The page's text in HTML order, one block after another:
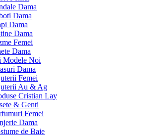
Dama
Dama
Dama
Dama
Femei
Dama
Modele Noi
Dama
Femei
Au & Ag
Cristian Lay
& Genti
Femei
Dama
de Baie